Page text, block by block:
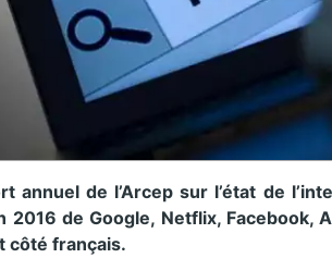
annuel de l’Arcep sur l’état de
2016 de Google, Netflix, Facebook,
côté français.